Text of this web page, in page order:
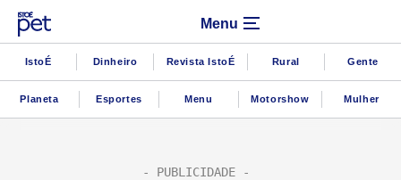
Menu
IstoÉ Dinheiro Revista IstoÉ Rural Gente
Planeta Esportes Menu Motorshow Mulher